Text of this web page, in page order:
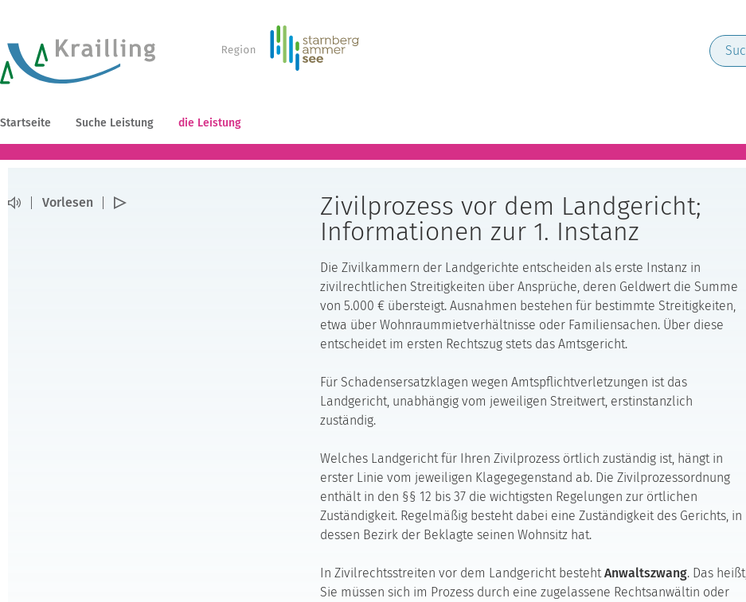
Startseite Suche Leistung die Leistung
Vorlesen
Zivilprozess vor dem Landgericht;
Informationen zur 1. Instanz
Die Zivilkammern der Landgerichte entscheiden als erste Instanz in
zivilrechtlichen Streitigkeiten über Ansprüche, deren Geldwert die Summe
von 5.000 € übersteigt. Ausnahmen bestehen für bestimmte Streitigkeiten,
etwa über Wohnraummietverhältnisse oder Familiensachen. Über diese
entscheidet im ersten Rechtszug stets das Amtsgericht.
Für Schadensersatzklagen wegen Amtspflichtverletzungen ist das
Landgericht, unabhängig vom jeweiligen Streitwert, erstinstanzlich
zuständig.
Welches Landgericht für Ihren Zivilprozess örtlich zuständig ist, hängt in
erster Linie vom jeweiligen Klagegegenstand ab. Die Zivilprozessordnung
enthält in den §§ 12 bis 37 die wichtigsten Regelungen zur örtlichen
Zuständigkeit. Regelmäßig besteht dabei eine Zuständigkeit des Gerichts, in
dessen Bezirk der Beklagte seinen Wohnsitz hat.
In Zivilrechtsstreiten vor dem Landgericht besteht Anwaltszwang. Das heißt,
Sie müssen sich im Prozess durch eine zugelassene Rechtsanwältin oder